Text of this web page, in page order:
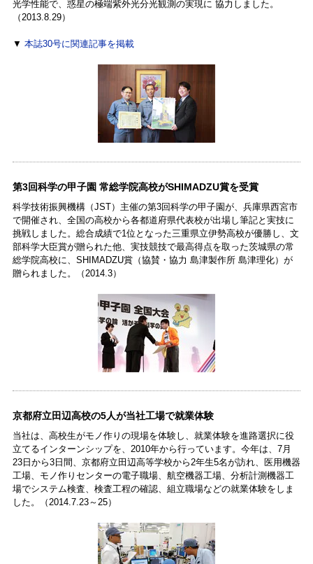
光学性能で、惑星の極端紫外光分光観測の実現に 協力しました。
（2013.8.29）
▼ 本誌30号に関連記事を掲載
第3回科学の甲子園 常総学院高校がSHIMADZU賞を受賞
科学技術振興機構（JST）主催の第3回科学の甲子園が、兵庫県西宮市
で開催され、全国の高校から各都道府県代表校が出場し筆記と実技に
挑戦しました。総合成績で1位となった三重県立伊勢高校が優勝し、文
部科学大臣賞が贈られた他、実技競技で最高得点を取った茨城県の常
総学院高校に、SHIMADZU賞（協賛・協力 島津製作所 島津理化）が
贈られました。（2014.3）
京都府立田辺高校の5人が当社工場で就業体験
当社は、高校生がモノ作りの現場を体験し、就業体験を進路選択に役
立てるインターンシップを、2010年から行っています。今年は、7月
23日から3日間、京都府立田辺高等学校から2年生5名が訪れ、医用機器
工場、モノ作りセンターの電子職場、航空機器工場、分析計測機器工
場でシステム検査、検査工程の確認、組立職場などの就業体験をしま
した。（2014.7.23～25）